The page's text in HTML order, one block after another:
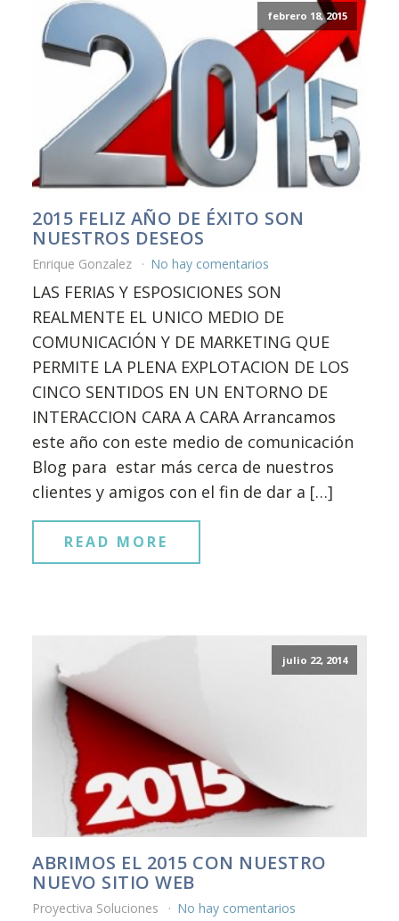
febrero 18, 2015
2015 FELIZ AÑO DE ÉXITO SON
NUESTROS DESEOS
Enrique Gonzalez No hay comentarios
LAS FERIAS Y ESPOSICIONES SON
REALMENTE EL UNICO MEDIO DE
COMUNICACIÓN Y DE MARKETING QUE
PERMITE LA PLENA EXPLOTACION DE LOS
CINCO SENTIDOS EN UN ENTORNO DE
INTERACCION CARA A CARA Arrancamos
este año con este medio de comunicación
Blog para estar más cerca de nuestros
clientes y amigos con el fin de dar a […]
READ MORE
julio 22, 2014
ABRIMOS EL 2015 CON NUESTRO
NUEVO SITIO WEB
Proyectiva Soluciones No hay comentarios